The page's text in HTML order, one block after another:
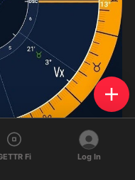
Fi Log In